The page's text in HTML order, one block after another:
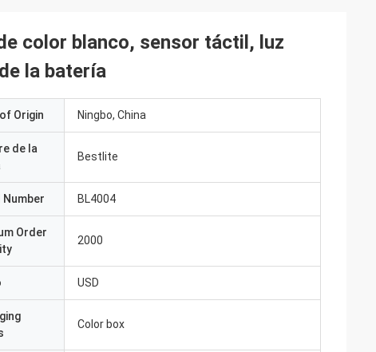
color blanco, sensor táctil, luz
la batería
Origin Ningbo, China
de la
Bestlite
Number BL4004
Order
2000
USD
Color box